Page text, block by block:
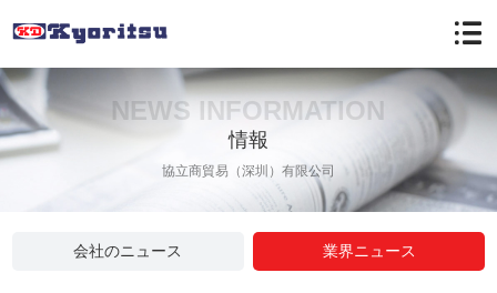
NEWS INFORMATION
情報
協立商貿易（深圳）有限公司
会社のニュース 業界ニュース